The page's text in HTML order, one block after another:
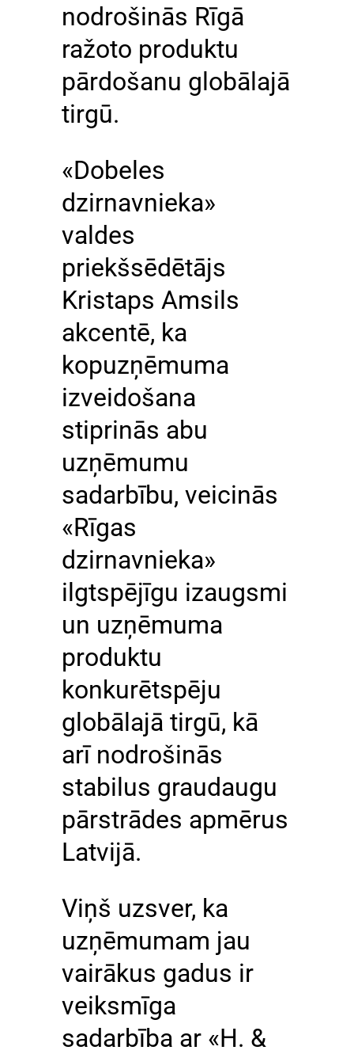
nodrošinās Rīgā
ražoto produktu
pārdošanu globālajā
tirgū.
«Dobeles
dzirnavnieka»
valdes
priekšsēdētājs
Kristaps Amsils
akcentē, ka
kopuzņēmuma
izveidošana
stiprinās abu
uzņēmumu
sadarbību, veicinās
«Rīgas
dzirnavnieka»
ilgtspējīgu izaugsmi
un uzņēmuma
produktu
konkurētspēju
globālajā tirgū, kā
arī nodrošinās
stabilus graudaugu
pārstrādes apmērus
Latvijā.
Viņš uzsver, ka
uzņēmumam jau
vairākus gadus ir
veiksmīga
sadarbība ar «H. &